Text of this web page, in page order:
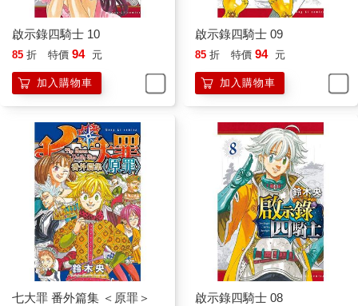
啟示錄四騎士 10
85 折 特價 94 元
加入購物車
啟示錄四騎士 09
85 折 特價 94 元
加入購物車
七大罪 番外篇集 ＜原罪＞
啟示錄四騎士 08